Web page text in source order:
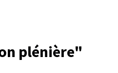
plénière"